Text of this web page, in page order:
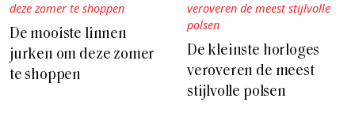
De mooiste linnen
jurken om deze zomer
te shoppen
De kleinste horloges
veroveren de meest
stijlvolle polsen